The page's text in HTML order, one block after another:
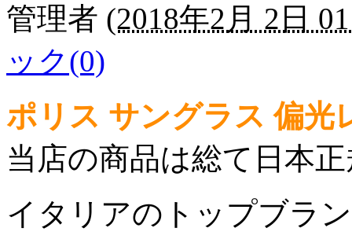
管理者 (2018年2月 2日
ック(0)
ポリス サングラス 偏光
当店の商品は総て日本
イタリアのトップブラ